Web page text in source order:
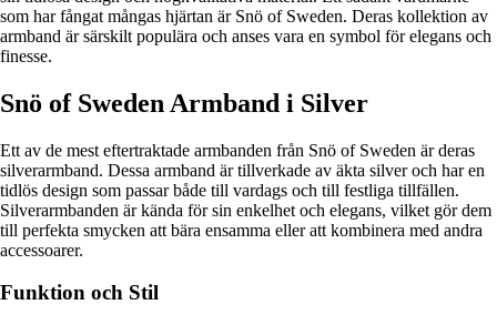
som har fångat mångas hjärtan är Snö of Sweden. Deras kollektion av
armband är särskilt populära och anses vara en symbol för elegans och
finesse.
Snö of Sweden Armband i Silver
Ett av de mest eftertraktade armbanden från Snö of Sweden är deras
silverarmband. Dessa armband är tillverkade av äkta silver och har en
tidlös design som passar både till vardags och till festliga tillfällen.
Silverarmbanden är kända för sin enkelhet och elegans, vilket gör dem
till perfekta smycken att bära ensamma eller att kombinera med andra
accessoarer.
Funktion och Stil